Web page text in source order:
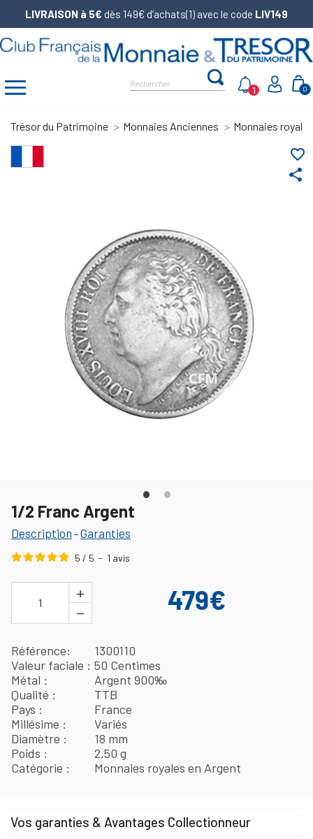
LIVRAISON à 5€ dès 149€ d’achats(1) avec le code LIV149
0
1
Trésor du Patrimoine Monnaies Anciennes Monnaies royales
share
favorite_border
1/2 Franc Argent
Description -Garanties
5 / 5 - 1 avis
1
+
−
479€
Référence
1300110
Valeur faciale
50 Centimes
Métal
Argent 900‰
Qualité
TTB
Pays
France
Millésime
Variés
Diamètre
18 mm
Poids
2,50 g
Catégorie
Monnaies royales en Argent
Vos garanties & Avantages Collectionneur